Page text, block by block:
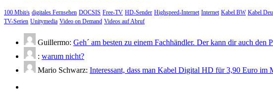
100 Mbit/s digitales Fernsehen DOCSIS Free-TV HD-Sender Highspeed-Internet Internet Kabel BW Kabel
TV-Serien Unitymedia Video on Demand Videos auf Abruf
Guillermo: Geh´ am besten zu einem Fachhändler. Der kann dir auch den
: warum nicht?
Mario Schwarz: Interessant, dass man Kabel Digital HD für 3,90 Euro im